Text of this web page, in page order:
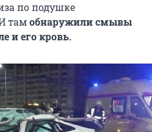
по подушке
тамобнаружили смывы
и его кровь.